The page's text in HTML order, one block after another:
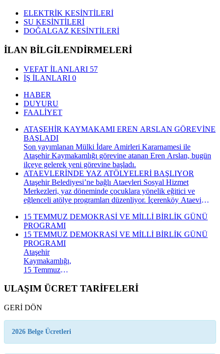
ELEKTRİK KESİNTİLERİ
SU KESİNTİLERİ
DOĞALGAZ KESİNTİLERİ
İLAN BİLGİLENDİRMELERİ
VEFAT İLANLARI 57
İŞ İLANLARI 0
HABER
DUYURU
FAALİYET
ATAŞEHİR KAYMAKAMI EREN ARSLAN GÖREVİNE
BAŞLADI
Son yayımlanan Mülki İdare Amirleri Kararnamesi ile
Ataşehir Kaymakamlığı görevine atanan Eren Arslan, bugün
ilçeye gelerek yeni görevine başladı.
ATAEVLERİNDE YAZ ATÖLYELERİ BAŞLIYOR
Ataşehir Belediyesi’ne bağlı Ataevleri Sosyal Hizmet
Merkezleri, yaz döneminde çocuklara yönelik eğitici ve
eğlenceli atölye programları düzenliyor. İçerenköy Ataevi
kapsamında çocuklar hem yeni beceriler kazanacak hem de
keyifli bir yaz dönemi geçirecek.
15 TEMMUZ DEMOKRASİ VE MİLLİ BİRLİK GÜNÜ
PROGRAMI
15 TEMMUZ DEMOKRASİ VE MİLLİ BİRLİK GÜNÜ
PROGRAMI
Ataşehir
Kaymakamlığı,
15 Temmuz
Millî Birlik
Günü
kapsamında
anma
programının
ULAŞIM ÜCRET TARİFELERİ
GERİ DÖN
2026 Belge Ücretleri